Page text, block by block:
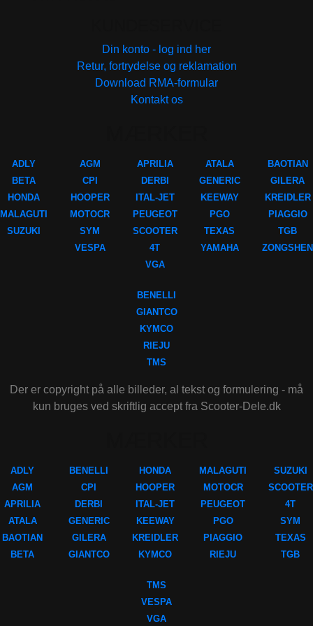
Din konto - log ind her
Retur, fortrydelse og reklamation
Download RMA-formular
Kontakt os
ADLY
BETA
HONDA
MALAGUTI
SUZUKI
AGM
CPI
HOOPER
MOTOCR
SYM
VESPA
APRILIA
DERBI
ITAL-JET
PEUGEOT
SCOOTER
4T
VGA
ATALA
GENERIC
KEEWAY
PGO
TEXAS
YAMAHA
BAOTIAN
GILERA
KREIDLER
PIAGGIO
TGB
ZONGSHEN
BENELLI
GIANTCO
KYMCO
RIEJU
TMS
Der er copyright på alle billeder, al tekst og formulering - må
kun bruges ved skriftlig accept fra Scooter-Dele.dk
ADLY
AGM
APRILIA
ATALA
BAOTIAN
BETA
BENELLI
CPI
DERBI
GENERIC
GILERA
GIANTCO
HONDA
HOOPER
ITAL-JET
KEEWAY
KREIDLER
KYMCO
MALAGUTI
MOTOCR
PEUGEOT
PGO
PIAGGIO
RIEJU
SUZUKI
SCOOTER
4T
SYM
TEXAS
TGB
TMS
VESPA
VGA